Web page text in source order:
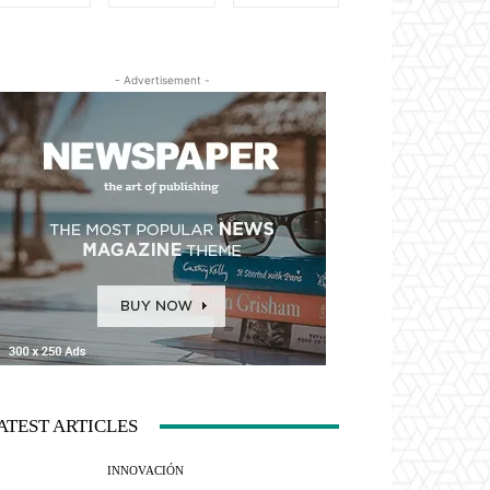
- Advertisement -
ARTICLES
INNOVACIÓN